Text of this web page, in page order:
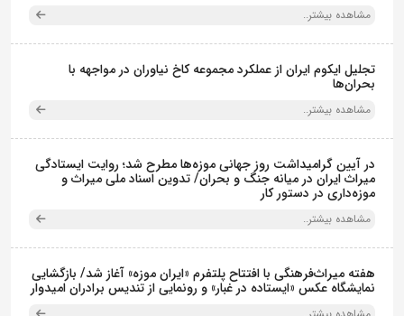
مشاهده بیشتر..
تجلیل ایکوم ایران از عملکرد مجموعه کاخ نیاوران در مواجهه با
بحران‌ها
مشاهده بیشتر..
در آیین گرامیداشت روز جهانی موزه‌ها مطرح شد؛ روایت ایستادگی
میراث ایران در میانه جنگ و بحران/ تدوین اسناد ملی میراث و
موزه‌داری در دستور کار
مشاهده بیشتر..
هفته میراث‌فرهنگی با افتتاح پلتفرم «ایران موزه» آغاز شد/ بازگشایی
نمایشگاه عکس «ایستاده در غبار» و رونمایی از تندیس برادران امیدوار